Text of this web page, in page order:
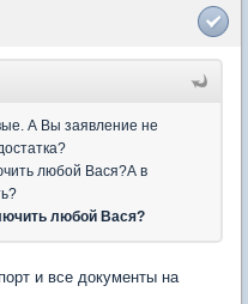
А Вы заявление не
любой Вася?А в
любой Вася?
и все документы на